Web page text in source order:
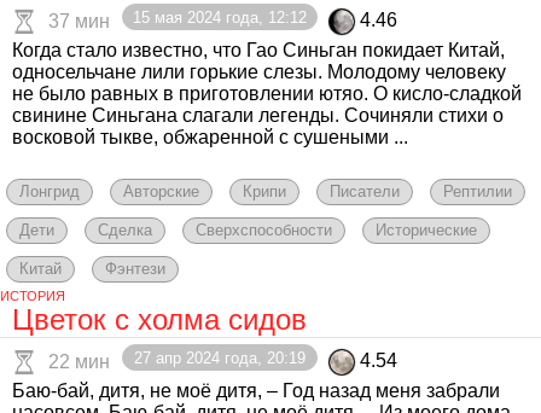
37 мин 15 мая 2024 года, 12:12
4.46
Когда стало известно, что Гао Синьган покидает Китай,
односельчане лили горькие слезы. Молодому человеку
не было равных в приготовлении ютяо. О кисло-сладкой
свинине Синьгана слагали легенды. Сочиняли стихи о
восковой тыкве, обжаренной с сушеными ...
Лонгрид Авторские Крипи Писатели Рептилии
Дети Сделка Сверхспособности Исторические
Китай Фэнтези
ИСТОРИЯ
Цветок с холма сидов
22 мин 27 апр 2024 года, 20:19
4.54
Баю-бай, дитя, не моё дитя, – Год назад меня забрали